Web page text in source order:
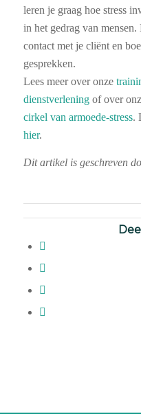
leren je graag hoe stress
in het gedrag van
contact met je cliënt en
gesprekken.
Lees meer over onze
dienstverleningof over
cirkel van armoede-stress.
hier.
Dit artikel is geschreven